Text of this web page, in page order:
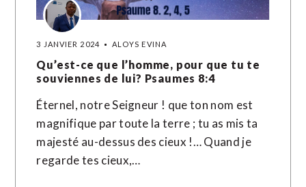
3 JANVIER 2024 ALOYS EVINA
Qu’est-ce que l’homme, pour que tu te
souviennes de lui? Psaumes 8:4
Éternel, notre Seigneur ! que ton nom est
magnifique par toute la terre ; tu as mis ta
majesté au-dessus des cieux !… Quand je
regarde tes cieux,…